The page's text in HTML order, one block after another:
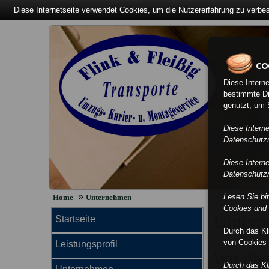
Home » Unternehmen
Startseite
Leistungsprofil
Wir
Diese
bestimmte
genutzt, um
Diese
Diese
Lesen Sie
Cookies und
Durch das
von Cookies
Durch das
Diese Internetseite verwendet Cookies, um die Nutzererfahrung zu